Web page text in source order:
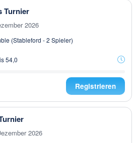
Turnier
2026
(Stableford - 2 Spieler)
54,0
Registrieren
2026